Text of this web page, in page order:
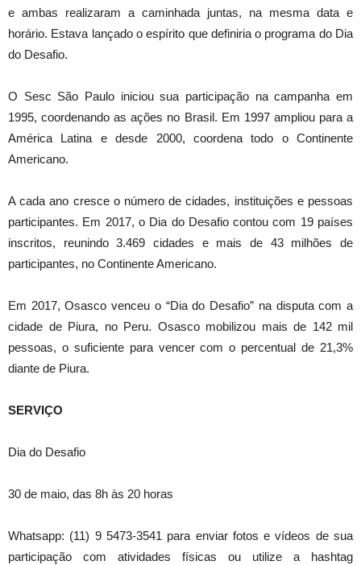
e ambas realizaram a caminhada juntas, na mesma data e
horário. Estava lançado o espírito que definiria o programa do Dia
do Desafio.
O Sesc São Paulo iniciou sua participação na campanha em
1995, coordenando as ações no Brasil. Em 1997 ampliou para a
América Latina e desde 2000, coordena todo o Continente
Americano.
A cada ano cresce o número de cidades, instituições e pessoas
participantes. Em 2017, o Dia do Desafio contou com 19 países
inscritos, reunindo 3.469 cidades e mais de 43 milhões de
participantes, no Continente Americano.
Em 2017, Osasco venceu o “Dia do Desafio” na disputa com a
cidade de Piura, no Peru. Osasco mobilizou mais de 142 mil
pessoas, o suficiente para vencer com o percentual de 21,3%
diante de Piura.
SERVIÇO
Dia do Desafio
30 de maio, das 8h às 20 horas
Whatsapp: (11) 9 5473-3541 para enviar fotos e vídeos de sua
participação com atividades físicas ou utilize a hashtag